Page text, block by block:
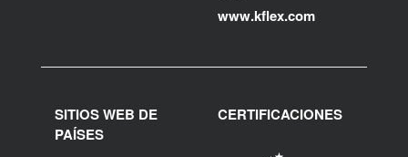
www.kflex.com
SITIOS WEB DE
PAÍSES
CERTIFICACIONES